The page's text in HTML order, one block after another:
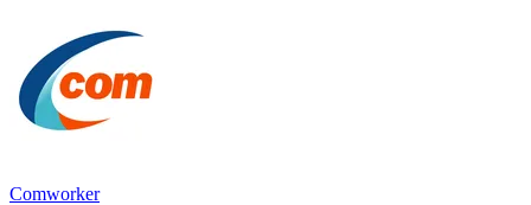
Comworker